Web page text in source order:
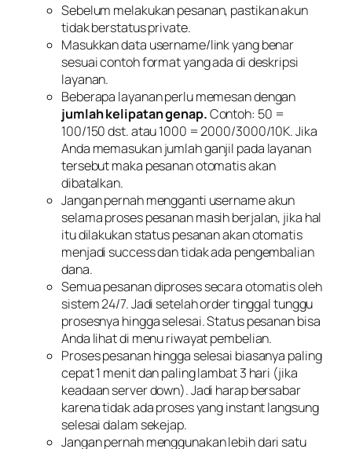
Sebelum melakukan pesanan, pastikan akun
tidak berstatus private.
Masukkan data username/link yang benar
sesuai contoh format yang ada di deskripsi
layanan.
Beberapa layanan perlu memesan dengan
jumlah kelipatan genap.Contoh: 50 =
100/150 dst. atau 1000 = 2000/3000/10K. Jika
Anda memasukan jumlah ganjil pada layanan
tersebut maka pesanan otomatis akan
dibatalkan.
Jangan pernah mengganti username akun
selama proses pesanan masih berjalan, jika hal
itu dilakukan status pesanan akan otomatis
menjadi success dan tidak ada pengembalian
dana.
Semua pesanan diproses secara otomatis oleh
sistem 24/7. Jadi setelah order tinggal tunggu
prosesnya hingga selesai. Status pesanan bisa
Anda lihat di menu riwayat pembelian.
Proses pesanan hingga selesai biasanya paling
cepat 1 menit dan paling lambat 3 hari (jika
keadaan server down). Jadi harap bersabar
karena tidak ada proses yang instant langsung
selesai dalam sekejap.
Jangan pernah menggunakan lebih dari satu